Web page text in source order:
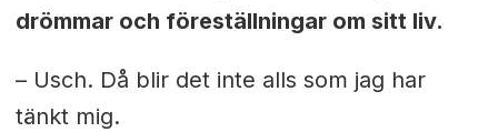
drömmar och föreställningar om sitt liv.
– Usch. Då blir det inte alls som jag har
tänkt mig.